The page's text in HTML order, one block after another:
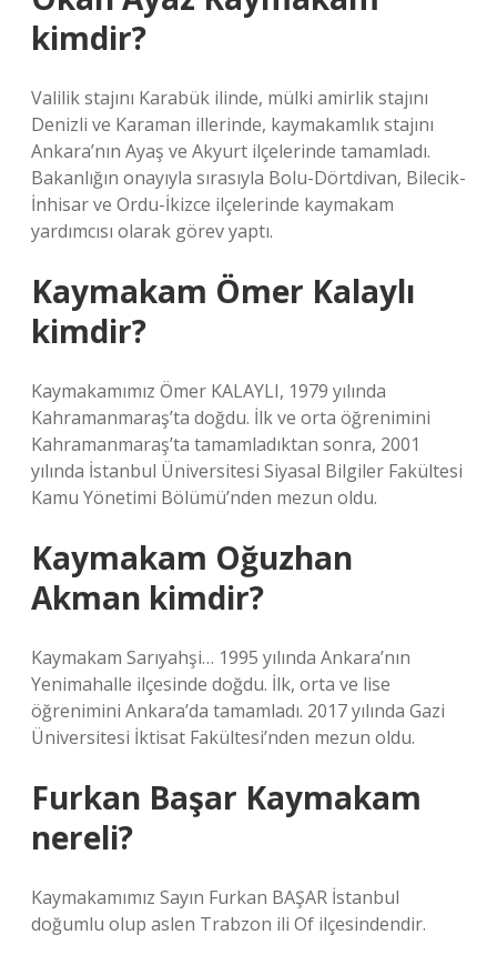
kimdir?
Valilik stajını Karabük ilinde, mülki amirlik stajını
Denizli ve Karaman illerinde, kaymakamlık stajını
Ankara’nın Ayaş ve Akyurt ilçelerinde tamamladı.
Bakanlığın onayıyla sırasıyla Bolu-Dörtdivan, Bilecik-
İnhisar ve Ordu-İkizce ilçelerinde kaymakam
yardımcısı olarak görev yaptı.
Kaymakam Ömer Kalaylı
kimdir?
Kaymakamımız Ömer KALAYLI, 1979 yılında
Kahramanmaraş’ta doğdu. İlk ve orta öğrenimini
Kahramanmaraş’ta tamamladıktan sonra, 2001
yılında İstanbul Üniversitesi Siyasal Bilgiler Fakültesi
Kamu Yönetimi Bölümü’nden mezun oldu.
Kaymakam Oğuzhan
Akman kimdir?
Kaymakam Sarıyahşi… 1995 yılında Ankara’nın
Yenimahalle ilçesinde doğdu. İlk, orta ve lise
öğrenimini Ankara’da tamamladı. 2017 yılında Gazi
Üniversitesi İktisat Fakültesi’nden mezun oldu.
Furkan Başar Kaymakam
nereli?
Kaymakamımız Sayın Furkan BAŞAR İstanbul
doğumlu olup aslen Trabzon ili Of ilçesindendir.